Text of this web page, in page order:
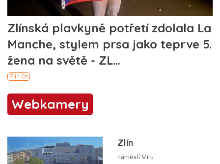
Webkamery
Zlín
náměstí Míru